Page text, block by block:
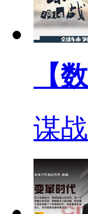
【
谋